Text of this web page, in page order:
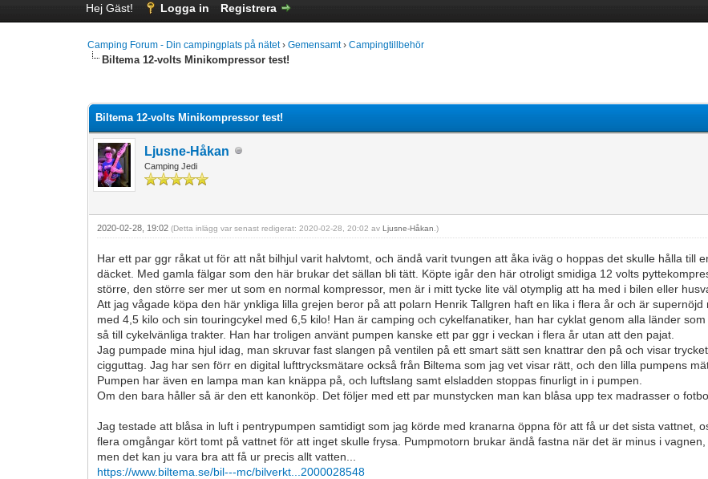
Hej Gäst! Logga in Registrera
Camping Forum - Din campingplats på nätet›Gemensamt›Campingtillbehör
Biltema 12-volts Minikompressor test!
Biltema 12-volts Minikompressor test!
Ljusne-Håkan
Camping Jedi
2020-02-28, 19:02(Detta inlägg var senast redigerat: 2020-02-28, 20:02 avLjusne-Håkan .)
Har ett par ggr råkat ut för att nåt bilhjul varit halvtomt, och ändå varit tvungen att åka iväg o hoppas det skulle hålla till
däcket. Med gamla fälgar som den här brukar det sällan bli tätt. Köpte igår den här otroligt smidiga 12 volts
större, den större ser mer ut som en normal kompressor, men är i mitt tycke lite väl otymplig att ha med i bilen eller
Att jag vågade köpa den här ynkliga lilla grejen beror på att polarn Henrik Tallgren haft en lika i flera år och är
med 4,5 kilo och sin touringcykel med 6,5 kilo! Han är camping och cykelfanatiker, han har cyklat genom alla länder
så till cykelvänliga trakter. Han har troligen använt pumpen kanske ett par ggr i veckan i flera år utan att den pajat.
Jag pumpade mina hjul idag, man skruvar fast slangen på ventilen på ett smart sätt sen knattrar den på och visar
cigguttag. Jag har sen förr en digital lufttrycksmätare också från Biltema som jag vet visar rätt, och den lilla pumpens
Pumpen har även en lampa man kan knäppa på, och luftslang samt elsladden stoppas finurligt in i pumpen.
Om den bara håller så är den ett kanonköp. Det följer med ett par munstycken man kan blåsa upp tex madrasser o
Jag testade att blåsa in luft i pentrypumpen samtidigt som jag körde med kranarna öppna för att få ur det sista vattnet,
flera omgångar kört tomt på vattnet för att inget skulle frysa. Pumpmotorn brukar ändå fastna när det är minus i
men det kan ju vara bra att få ur precis allt vatten...
https://www.biltema.se/bil---mc/bilverkt...2000028548